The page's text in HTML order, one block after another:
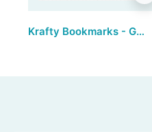
Krafty Bookmarks - Geo (set van 3)